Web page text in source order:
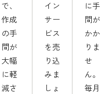
で、
作成
の手
間が
大幅
に軽
減さ
イン
サー
ビス
を売
り込
みま
しょ
に手
間が
かか
りま
せ
ん。
毎月